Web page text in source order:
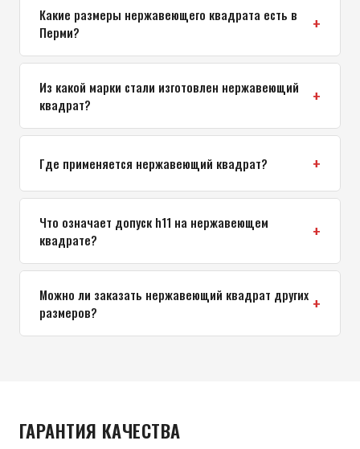
Какие размеры нержавеющего квадрата есть в
Перми?
Из какой марки стали изготовлен нержавеющий
квадрат?
Где применяется нержавеющий квадрат?
Что означает допуск h11 на нержавеющем
квадрате?
Можно ли заказать нержавеющий квадрат других
размеров?
ГАРАНТИЯ КАЧЕСТВА